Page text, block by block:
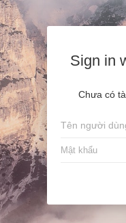
Sign in
Chưa có